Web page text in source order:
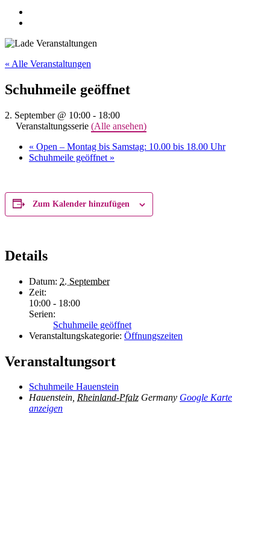
« Alle Veranstaltungen
Schuhmeile geöffnet
2. September @ 10:00 - 18:00
Veranstaltungsserie (Alle ansehen)
« Open – Montag bis Samstag: 10.00 bis 18.00 Uhr
Schuhmeile geöffnet »
Zum Kalender hinzufügen
Details
Datum: 2. September
Zeit:
10:00 - 18:00
Serien:
Schuhmeile geöffnet
Veranstaltungskategorie: Öffnungszeiten
Veranstaltungsort
Schuhmeile Hauenstein
Hauenstein, Rheinland-Pfalz Germany Google Karte
anzeigen